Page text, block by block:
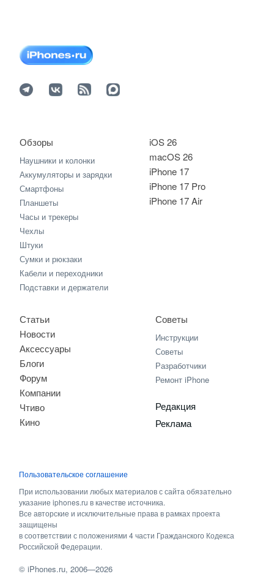
iOS 26
macOS 26
iPhone 17
iPhone 17 Pro
iPhone 17 Air
Обзоры
Наушники и колонки
Аккумуляторы и зарядки
Смартфоны
Планшеты
Часы и трекеры
Чехлы
Штуки
Сумки и рюкзаки
Кабели и переходники
Подставки и держатели
Статьи
Новости
Аксессуары
Блоги
Форум
Компании
Чтиво
Кино
Советы
Инструкции
Советы
Разработчики
Ремонт iPhone
Редакция
Реклама
Пользовательское соглашение
При использовании любых материалов с сайта обязательно
указание iphones.ru в качестве источника.
Все авторские и исключительные права в рамках проекта
защищены
в соответствии с положениями 4 части Гражданского Кодекса
Российской Федерации.
©iPhones.ru, 2006—2026